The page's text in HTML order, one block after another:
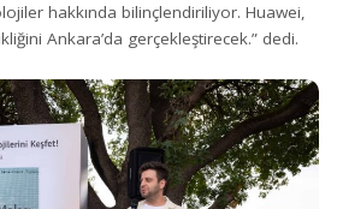
hakkında bilinçlendiriliyor. Huawei,
Ankara’da gerçekleştirecek.” dedi.